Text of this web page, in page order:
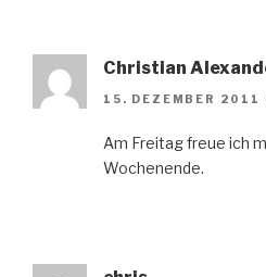
Christian
15. DEZEMBER 2011
Am Freitag freue ich
Wochenende.